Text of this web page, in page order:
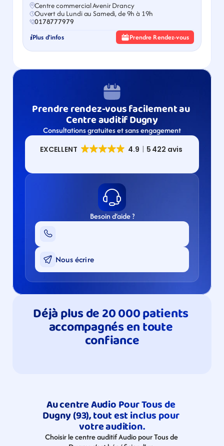
Centre commercial Avenir Drancy
Ouvert du Lundi au Samedi, de 9h à 19h
0178777979
Plus d'infos Prendre Rendez-vous
Prendre rendez-vous facilement au
Centre auditif Dugny
Consultations gratuites et sans engagement
Besoin d’aide ?
Nous écrire
Déjà plus de 20 000 patients
accompagnés en toute
confiance
Au centre Audio Pour Tous de
Dugny (93), tout est inclus pour
votre audition.
Choisir le centre auditif Audio pour Tous de